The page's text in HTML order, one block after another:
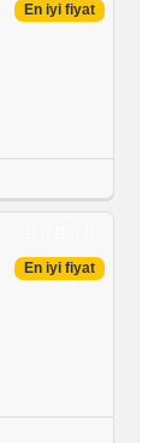
En iyi fiyat
En iyi fiyat